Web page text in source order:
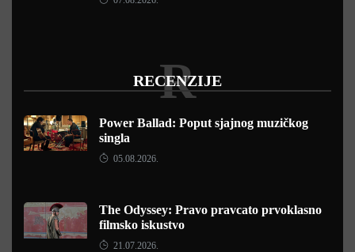
RECENZIJE
R
Power Ballad: Poput sjajnog muzičkog
singla
05.08.2026.
The Odyssey: Pravo pravcato prvoklasno
filmsko iskustvo
21.07.2026.